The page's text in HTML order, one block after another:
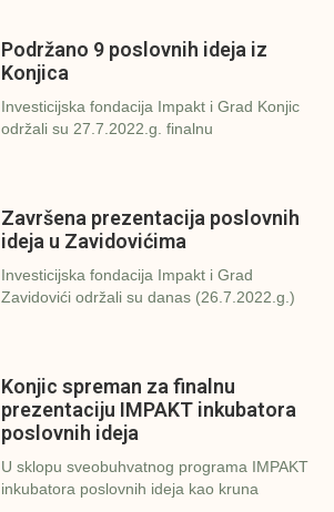
Podržano 9 poslovnih ideja iz
Konjica
Investicijska fondacija Impakt i Grad Konjic
održali su 27.7.2022.g. finalnu
Završena prezentacija poslovnih
ideja u Zavidovićima
Investicijska fondacija Impakt i Grad
Zavidovići održali su danas (26.7.2022.g.)
Konjic spreman za finalnu
prezentaciju IMPAKT inkubatora
poslovnih ideja
U sklopu sveobuhvatnog programa IMPAKT
inkubatora poslovnih ideja kao kruna